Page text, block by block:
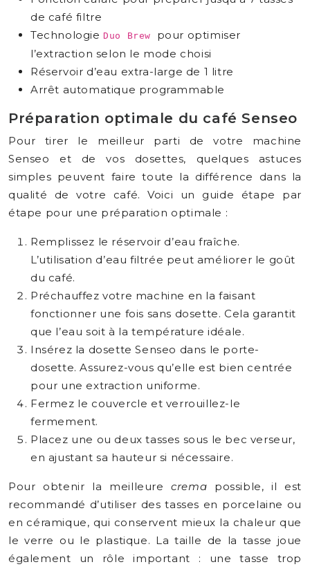
de café filtre
TechnologieDuo Brew pour optimiser
l’extraction selon le mode choisi
Réservoir d’eau extra-large de 1 litre
Arrêt automatique programmable
Préparation optimale du café Senseo
Pour tirer le meilleur parti de votre machine
Senseo et de vos dosettes, quelques astuces
simples peuvent faire toute la différence dans la
qualité de votre café. Voici un guide étape par
étape pour une préparation optimale :
Remplissez le réservoir d’eau fraîche.
L’utilisation d’eau filtrée peut améliorer le goût
du café.
Préchauffez votre machine en la faisant
fonctionner une fois sans dosette. Cela garantit
que l’eau soit à la température idéale.
Insérez la dosette Senseo dans le porte-
dosette. Assurez-vous qu’elle est bien centrée
pour une extraction uniforme.
Fermez le couvercle et verrouillez-le
fermement.
Placez une ou deux tasses sous le bec verseur,
en ajustant sa hauteur si nécessaire.
Pour obtenir la meilleurecrema possible, il est
recommandé d’utiliser des tasses en porcelaine ou
en céramique, qui conservent mieux la chaleur que
le verre ou le plastique. La taille de la tasse joue
également un rôle important : une tasse trop